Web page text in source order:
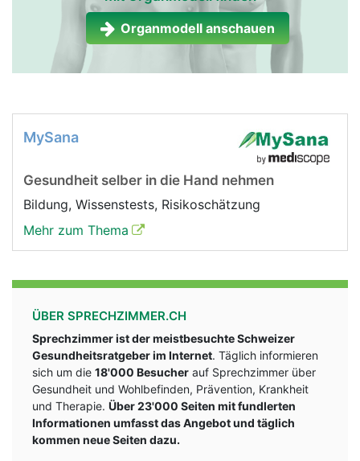
Organmodell anschauen
MySana
Gesundheit selber in die Hand nehmen
Bildung, Wissenstests, Risikoschätzung
Mehr zum Thema
ÜBER SPRECHZIMMER.CH
Sprechzimmer ist der meistbesuchte Schweizer
Gesundheitsratgeber im Internet. Täglich informieren
sich um die 18'000 Besucher auf Sprechzimmer über
Gesundheit und Wohlbefinden, Prävention, Krankheit
und Therapie. Über 23'000 Seiten mit fundlerten
Informationen umfasst das Angebot und täglich
kommen neue Seiten dazu.